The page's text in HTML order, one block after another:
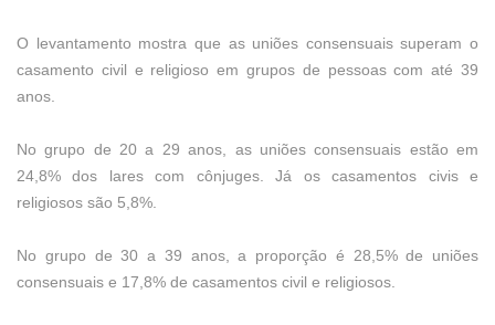
O levantamento mostra que as uniões consensuais superam o
casamento civil e religioso em grupos de pessoas com até 39
anos.
No grupo de 20 a 29 anos, as uniões consensuais estão em
24,8% dos lares com cônjuges. Já os casamentos civis e
religiosos são 5,8%.
No grupo de 30 a 39 anos, a proporção é 28,5% de uniões
consensuais e 17,8% de casamentos civil e religiosos.